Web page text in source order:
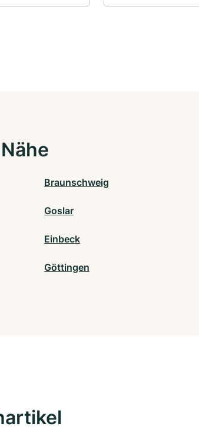
Braunschweig
Goslar
Einbeck
Göttingen